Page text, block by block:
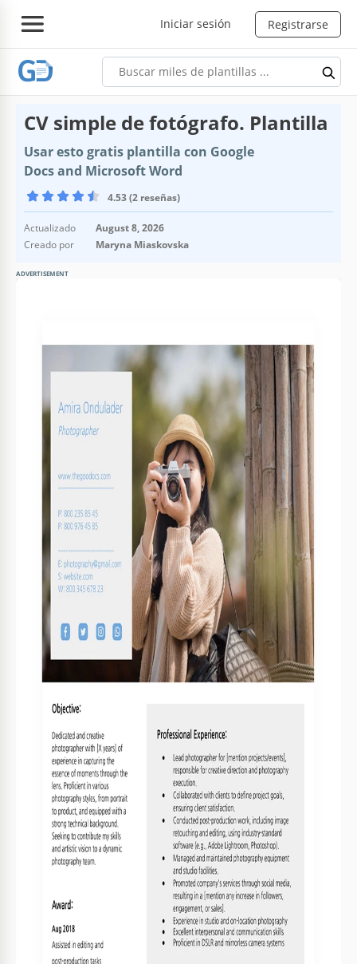
Iniciar sesión Registrarse
CV simple de fotógrafo. Plantilla
Usar esto gratis plantilla con Google
Docs and Microsoft Word
4.53 (2 reseñas)
Actualizado
August 8, 2026
Creado por
Maryna Miaskovska
ADVERTISEMENT